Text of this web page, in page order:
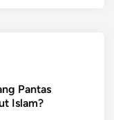
Pantas
Islam?